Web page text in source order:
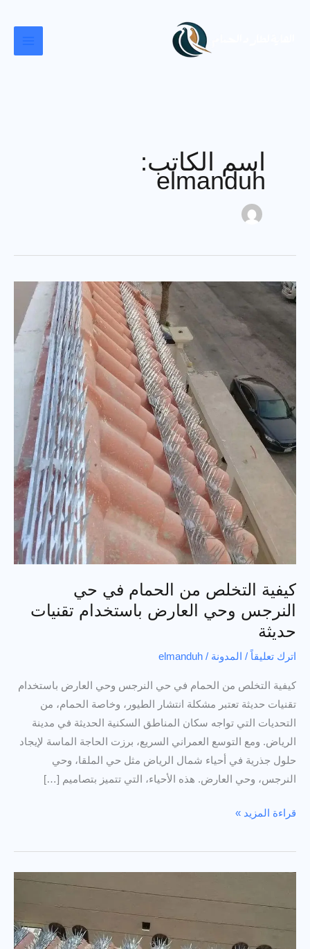
اسم الكاتب:
elmanduh
كيفية التخلص من الحمام في حي
النرجس وحي العارض باستخدام تقنيات
حديثة
اترك تعليقاً / المدونة /
elmanduh
كيفية التخلص من الحمام في حي النرجس وحي العارض باستخدام
تقنيات حديثة تعتبر مشكلة انتشار الطيور، وخاصة الحمام، من
التحديات التي تواجه سكان المناطق السكنية الحديثة في مدينة
الرياض. ومع التوسع العمراني السريع، برزت الحاجة الماسة لإيجاد
حلول جذرية في أحياء شمال الرياض مثل حي الملقا، وحي
النرجس، وحي العارض. هذه الأحياء، التي تتميز بتصاميم […]
كيفية
من
حي
قراءة المزيد »